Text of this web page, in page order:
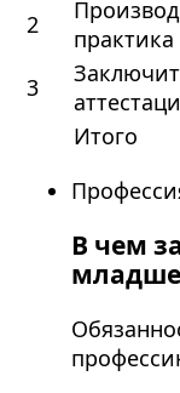
2
практика
3
Итого
В чем